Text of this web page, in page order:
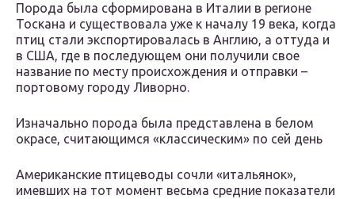
Порода была сформирована в Италии в регионе
Тоскана и существовала уже к началу 19 века, когда
птиц стали экспортировалась в Англию, а оттуда и
в США, где в последующем они получили свое
название по месту происхождения и отправки –
портовому городу Ливорно.
Изначально порода была представлена в белом
окрасе, считающимся «классическим» по сей день
Американские птицеводы сочли «итальянок»,
имевших на тот момент весьма средние показатели